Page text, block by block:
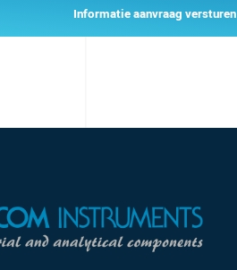
Informatie aanvraag versturen